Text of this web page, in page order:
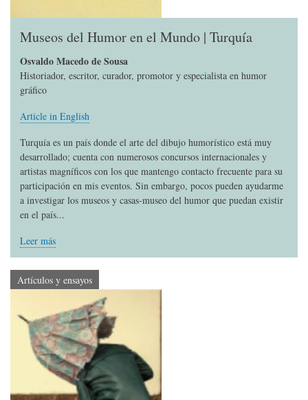
Museos del Humor en el Mundo | Turquía
Osvaldo Macedo de Sousa
Historiador, escritor, curador, promotor y especialista en humor
gráfico
Article in English
Turquía es un país donde el arte del dibujo humorístico está muy
desarrollado; cuenta con numerosos concursos internacionales y
artistas magníficos con los que mantengo contacto frecuente para su
participación en mis eventos. Sin embargo, pocos pueden ayudarme
a investigar los museos y casas-museo del humor que puedan existir
en el país...
Leer más
Artículos y ensayos